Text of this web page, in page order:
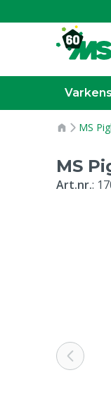
Varkens
MS
MS
Art.nr.: